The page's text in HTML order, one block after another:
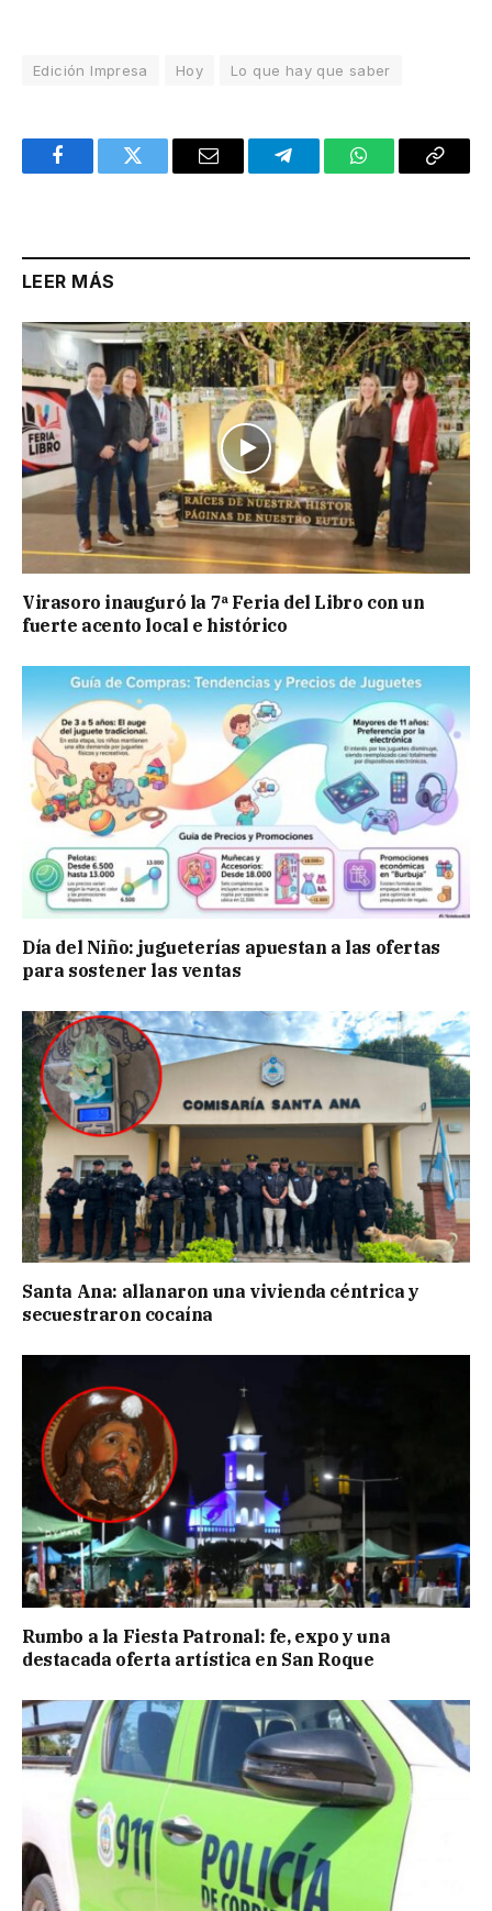
Edición Impresa Hoy Lo que hay que saber
FacebookTwitter Email TelegramWhatsAppCopy
LEER MÁS
Virasoro inauguró la 7ª Feria del Libro con un
fuerte acento local e histórico
Día del Niño: jugueterías apuestan a las ofertas
para sostener las ventas
Santa Ana: allanaron una vivienda céntrica y
secuestraron cocaína
Rumbo a la Fiesta Patronal: fe, expo y una
destacada oferta artística en San Roque